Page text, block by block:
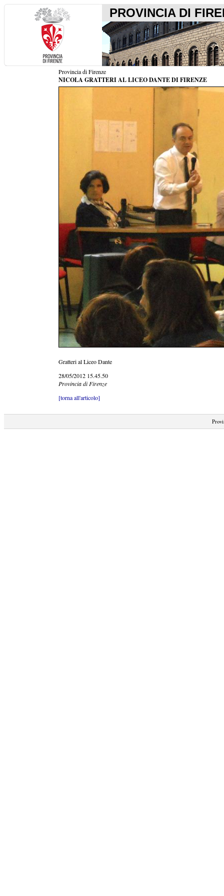
PROVINCIA DI
Provincia di Firenze
NICOLA GRATTERI AL LICEO DANTE DI FIRENZE
Gratteri al Liceo Dante
28/05/2012 15.45.50
Provincia di Firenze
[torna all'articolo]